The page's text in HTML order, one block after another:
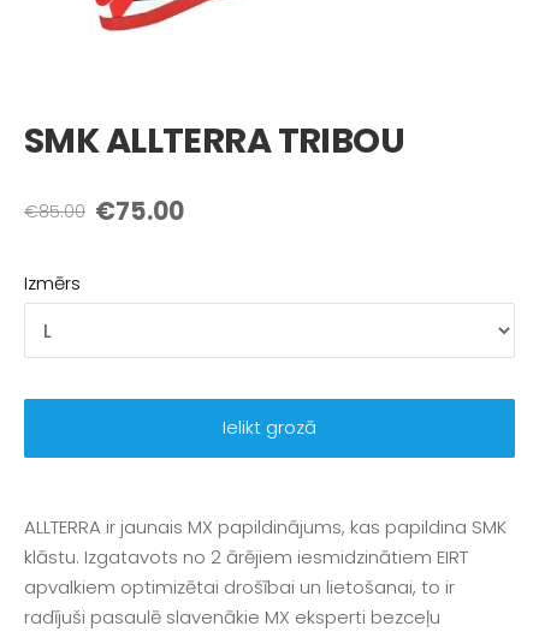
SMK ALLTERRA TRIBOU
€85.00 €75.00
Izmērs
Ielikt grozā
ALLTERRA ir jaunais MX papildinājums, kas papildina SMK
klāstu. Izgatavots no 2 ārējiem iesmidzinātiem EIRT
apvalkiem optimizētai drošībai un lietošanai, to ir
radījuši pasaulē slavenākie MX eksperti bezceļu